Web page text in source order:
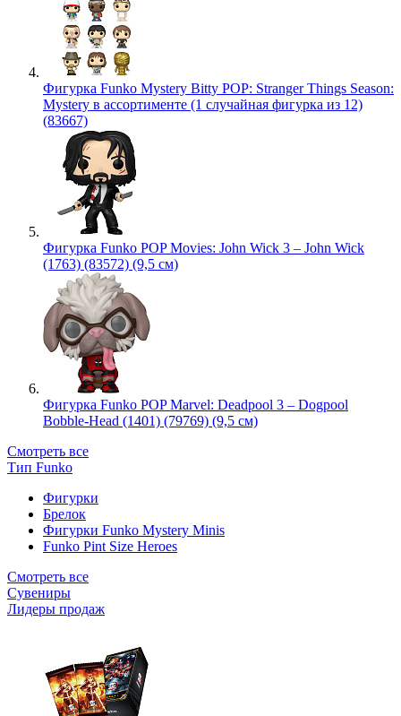
Фигурка Funko Mystery Bitty POP: Stranger Things Season:
Mystery в ассортименте (1 случайная фигурка из 12)
(83667)
Фигурка Funko POP Movies: John Wick 3 – John Wick
(1763) (83572) (9,5 см)
Фигурка Funko POP Marvel: Deadpool 3 – Dogpool
Bobble-Head (1401) (79769) (9,5 см)
Смотреть все
Тип Funko
Фигурки
Брелок
Фигурки Funko Mystery Minis
Funko Pint Size Heroes
Смотреть все
Сувениры
Лидеры продаж